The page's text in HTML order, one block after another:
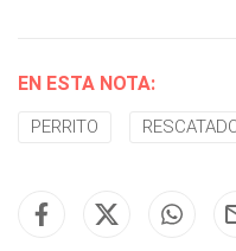
EN ESTA NOTA:
PERRITO